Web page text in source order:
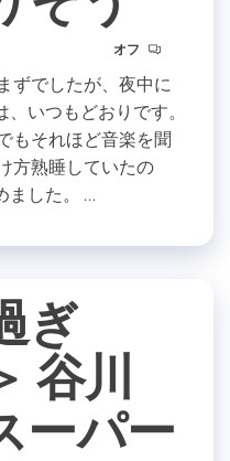
オフ
ずでしたが、夜中に
いつもどおりです。
もそれほど音楽を聞
方熟睡していたの
ました。 …
ぎ
谷川
ーパー